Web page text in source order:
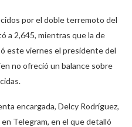
por el doble terremoto del
a 2,645, mientras que la de
este viernes el presidente del
no ofreció un balance sobre
encargada, Delcy Rodríguez,
Telegram, en el que detalló